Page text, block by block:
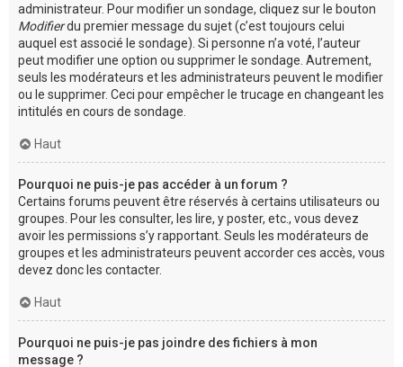
administrateur. Pour modifier un sondage, cliquez sur le bouton
Modifierdu premier message du sujet (c’est toujours celui
auquel est associé le sondage). Si personne n’a voté, l’auteur
peut modifier une option ou supprimer le sondage. Autrement,
seuls les modérateurs et les administrateurs peuvent le modifier
ou le supprimer. Ceci pour empêcher le trucage en changeant les
intitulés en cours de sondage.
Haut
Pourquoi ne puis-je pas accéder à un forum ?
Certains forums peuvent être réservés à certains utilisateurs ou
groupes. Pour les consulter, les lire, y poster, etc., vous devez
avoir les permissions s’y rapportant. Seuls les modérateurs de
groupes et les administrateurs peuvent accorder ces accès, vous
devez donc les contacter.
Haut
Pourquoi ne puis-je pas joindre des fichiers à mon
message ?